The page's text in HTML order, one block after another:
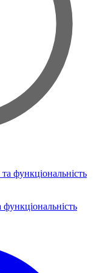
функціональність